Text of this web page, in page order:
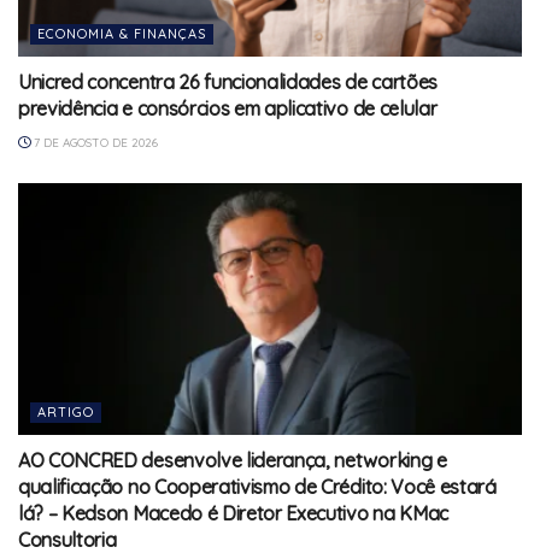
ECONOMIA & FINANÇAS
Unicred concentra 26 funcionalidades de cartões
previdência e consórcios em aplicativo de celular
7 DE AGOSTO DE 2026
ARTIGO
AO CONCRED desenvolve liderança, networking e
qualificação no Cooperativismo de Crédito: Você estará
lá? – Kedson Macedo é Diretor Executivo na KMac
Consultoria